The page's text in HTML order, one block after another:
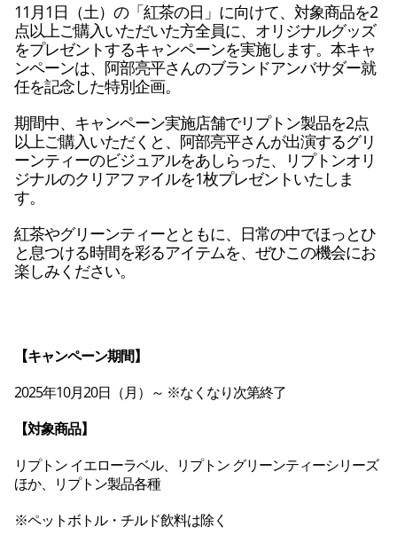
11月1日（土）の「紅茶の日」に向けて、対象商品を2
点以上ご購入いただいた方全員に、オリジナルグッズ
をプレゼントするキャンペーンを実施します。本キャ
ンペーンは、阿部亮平さんのブランドアンバサダー就
任を記念した特別企画。
期間中、キャンペーン実施店舗でリプトン製品を2点
以上ご購入いただくと、阿部亮平さんが出演するグリ
ーンティーのビジュアルをあしらった、リプトンオリ
ジナルのクリアファイルを1枚プレゼントいたしま
す。
紅茶やグリーンティーとともに、日常の中でほっとひ
と息つける時間を彩るアイテムを、ぜひこの機会にお
楽しみください。
【キャンペーン期間】
2025年10月20日（月）～ ※なくなり次第終了
【対象商品】
リプトン イエローラベル、リプトン グリーンティーシリーズ
ほか、リプトン製品各種
※ペットボトル・チルド飲料は除く